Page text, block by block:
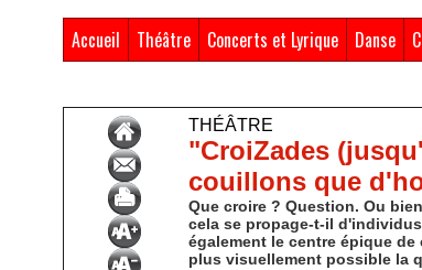
Accueil Théâtre Concerts et Lyrique Danse
THÉÂTRE
"CroiZades
couillons que
Que croire ? Question. Ou
cela se propage-t-il
également le centre épique
plus visuellement possible la